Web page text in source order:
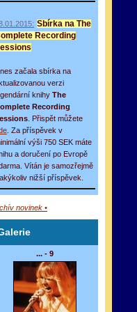
Sbírka na The
Recording
začala sbírka na
verzi
knihy The
Recording
. Přispět můžete
. Za příspěvek v
výši 750 SEK máte
a doručení po Evropě
Vítán je samozřejmě
nižší příspěvek.
novinek •
... - 9